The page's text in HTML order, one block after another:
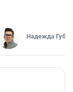
Надежда